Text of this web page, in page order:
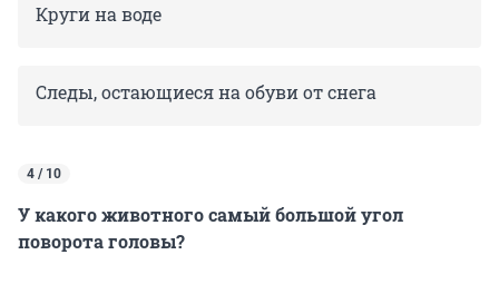
Круги на воде
Следы, остающиеся на обуви от снега
4 / 10
У какого животного самый большой угол
поворота головы?